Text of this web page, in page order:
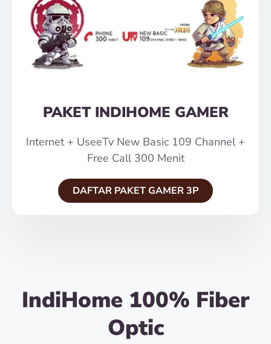
PAKET INDIHOME GAMER
Internet + UseeTv New Basic 109 Channel +
Free Call 300 Menit
DAFTAR PAKET GAMER 3P
IndiHome 100% Fiber
Optic